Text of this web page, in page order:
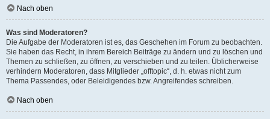
Nach oben
Was sind Moderatoren?
Die Aufgabe der Moderatoren ist es, das Geschehen im Forum zu beobachten.
Sie haben das Recht, in ihrem Bereich Beiträge zu ändern und zu löschen und
Themen zu schließen, zu öffnen, zu verschieben und zu teilen. Üblicherweise
verhindern Moderatoren, dass Mitglieder „offtopic“, d. h. etwas nicht zum
Thema Passendes, oder Beleidigendes bzw. Angreifendes schreiben.
Nach oben